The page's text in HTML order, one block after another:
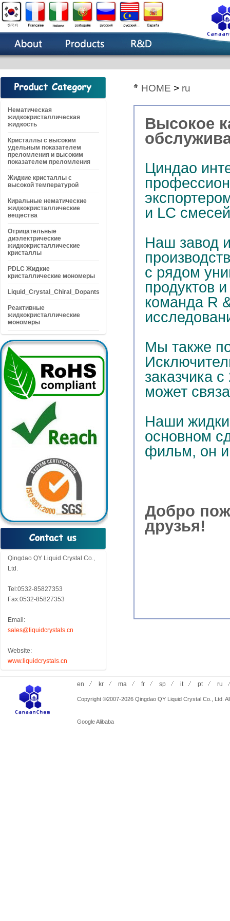
Нематическая
жидкокристаллическая
жидкость
Кристаллы с высоким
удельным показателем
преломления и высоким
показателем преломления
Жидкие кристаллы с
высокой температурой
Киральные нематические
жидкокристаллические
вещества
Отрицательные
диэлектрические
жидкокристаллические
кристаллы
PDLC Жидкие
кристаллические мономеры
Liquid_Crystal_Chiral_Dopants
Реактивные
жидкокристаллические
мономеры
Qingdao QY Liquid Crystal Co.,
Ltd.
Tel:0532-85827353
Fax:0532-85827353
Email:
sales@liquidcrystals.cn
Website:
www.liquidcrystals.cn
HOME > ru
Высокое
Циндао
и LC
Наш завод
с рядом
продуктов
команда R
Мы также
заказчика
может
Наши
основном
фильм, он
Добро
друзья!
en kr ma fr sp it pt ru
Copyright ©2007-2026 Qingdao QY Liquid Crystal Co., Ltd.
GoogleAlibaba